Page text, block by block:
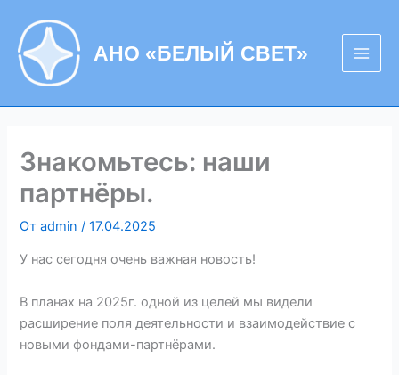
содержимому
АНО «БЕЛЫЙ СВЕТ»
Знакомьтесь: наши
партнёры.
Отadmin/17.04.2025
У нас сегодня очень важная новость!
В планах на 2025г. одной из целей мы видели
расширение поля деятельности и взаимодействие с
новыми фондами-партнёрами.